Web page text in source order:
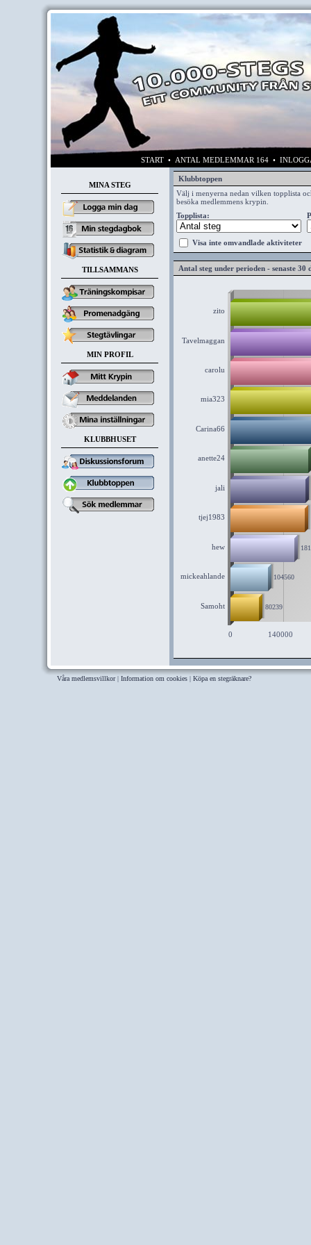
START • ANTAL MEDLEMMAR 164 •
MINA STEG
TILLSAMMANS
MIN PROFIL
KLUBBHUSET
Klubbtoppen
Välj i menyerna nedan vilken topplista
besöka medlemmens krypin.
Topplista:
Visa inte omvandlade aktiviteter
Antal steg under perioden - senaste 30
zito
Tavelmaggan
carolu
mia323
Carina66
anette24
jali
tjej1983
hew
mickeahlande
Samoht
0 140000
104560
80239
Våra medlemsvillkor| Information om cookies | Köpa en stegräknare?